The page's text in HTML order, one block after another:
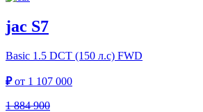
jac S7
Basic 1.5 DCT (150 л.с) FWD
₽от 1 107 000
1 884 900